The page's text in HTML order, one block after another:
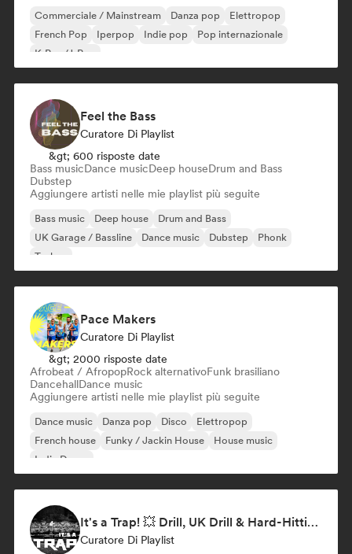
Commerciale / Mainstream Danza pop
Elettropop
French Pop
Iperpop Indie pop
Pop internazionale
K-Pop/J-Pop
Feel the Bass
Curatore Di Playlist
&gt; 600 risposte date
Bass musicDance musicDeep houseDrum and Bass
Dubstep
Aggiungere artisti nelle mie playlist più seguite
Bass music Deep house
Drum and Bass
UK Garage / Bassline
Dance music Dubstep
Phonk
Techno
Pace Makers
Curatore Di Playlist
&gt; 2000 risposte date
Afrobeat / AfropopRock alternativoFunk brasiliano
DancehallDance music
Aggiungere artisti nelle mie playlist più seguite
Dance music Danza pop Disco
Elettropop
French house
Funky / Jackin House
House music
Indie Dance
It's a Trap! 💥 Drill, UK Drill & Hard-Hitting Trap
Curatore Di Playlist